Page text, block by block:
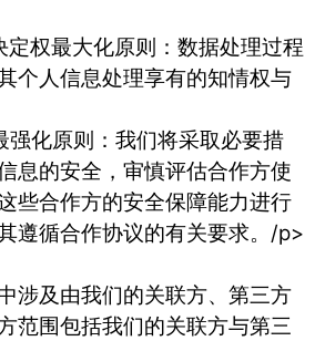
定权最大化原则：数据处理过程
个人信息处理享有的知情权与
强化原则：我们将采取必要措
息的安全，审慎评估合作方使
些合作方的安全保障能力进行
遵循合作协议的有关要求。/p>
涉及由我们的关联方、第三方
范围包括我们的关联方与第三